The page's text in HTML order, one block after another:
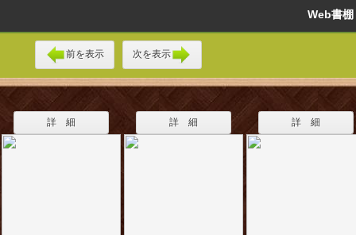
Web書
前を表示 次を表示
詳 細 詳 細 詳 細